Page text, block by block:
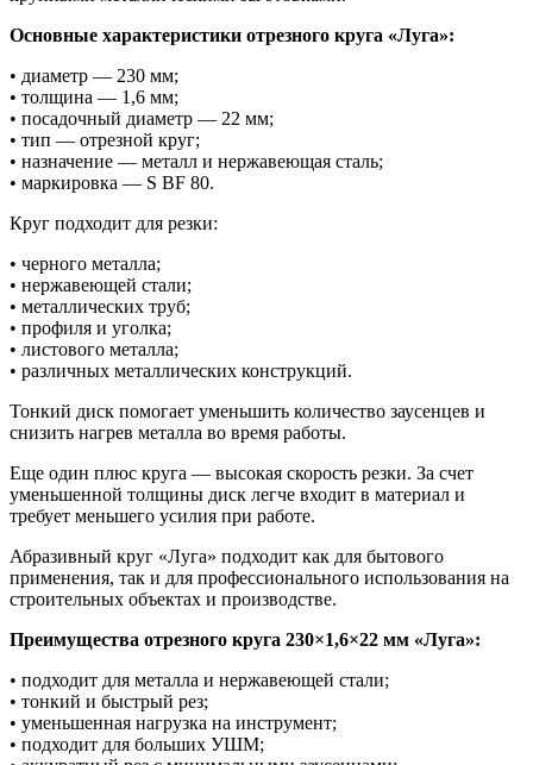
Основные характеристики отрезного круга «Луга»:
• диаметр — 230 мм;
• толщина — 1,6 мм;
• посадочный диаметр — 22 мм;
• тип — отрезной круг;
• назначение — металл и нержавеющая сталь;
• маркировка — S BF 80.
Круг подходит для резки:
• черного металла;
• нержавеющей стали;
• металлических труб;
• профиля и уголка;
• листового металла;
• различных металлических конструкций.
Тонкий диск помогает уменьшить количество заусенцев и
снизить нагрев металла во время работы.
Еще один плюс круга — высокая скорость резки. За счет
уменьшенной толщины диск легче входит в материал и
требует меньшего усилия при работе.
Абразивный круг «Луга» подходит как для бытового
применения, так и для профессионального использования на
строительных объектах и производстве.
Преимущества отрезного круга 230×1,6×22 мм «Луга»:
• подходит для металла и нержавеющей стали;
• тонкий и быстрый рез;
• уменьшенная нагрузка на инструмент;
• подходит для больших УШМ;